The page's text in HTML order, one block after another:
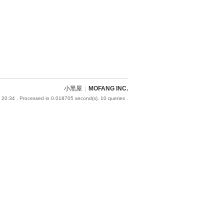
小黑屋 MOFANG INC.
20:34 , Processed in 0.018705 second(s), 10 queries .